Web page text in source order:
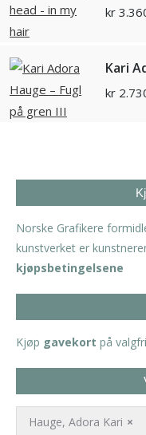
kr
Kari
kr
Norske Grafikere
kunstverket er
kjøpsbetingelsene
Kjøp gavekort på
×
Hauge, Adora Kari